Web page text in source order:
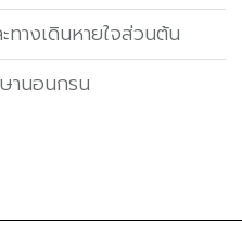
ทางเดินหายใจส่วนต้น
านอนกรน